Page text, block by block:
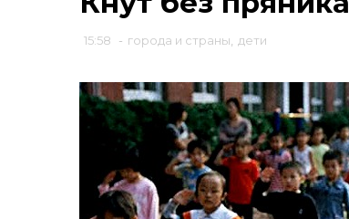
15:58 - города и страны дети